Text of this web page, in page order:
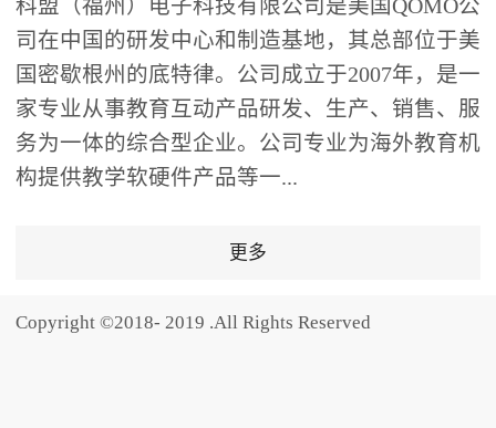
化图表，让教师瞬间掌握
学生知识掌握情况。主观
反馈：包含简答题、观点
阐述等开放式互动，鼓励
学生自由表达思考过程，
培养批判性思维与表达能
功能增加课堂趣味性，同
科盟（福州）电子科技有限公司是美国QOMO公
司在中国的研发中心和制造基地，其总部位于美
国密歇根州的底特律。公司成立于2007年，是一
家专业从事教育互动产品研发、生产、销售、服
务为一体的综合型企业。公司专业为海外教育机
构提供教学软硬件产品等一...
更多
Copyright ©2018- 2019 .All Rights Reserved